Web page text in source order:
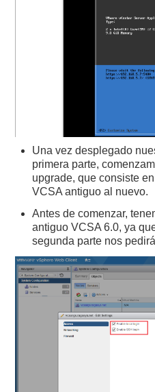
Una vez desplegado
primera parte,
upgrade, que consiste
VCSA antiguo al nuevo.
Antes de comenzar,
antiguo VCSA 6.0, ya
segunda parte nos